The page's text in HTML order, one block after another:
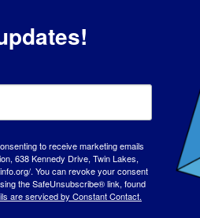
to receive marketing emails
638 Kennedy Drive, Twin Lakes,
. You can revoke your consent
the SafeUnsubscribe® link, found
are serviced by Constant Contact.